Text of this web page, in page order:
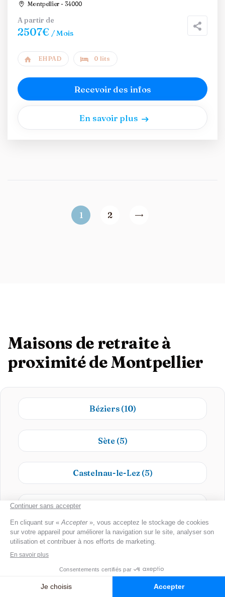
Montpellier - 34000
A partir de
2507€ / Mois
EHPAD 0 lits
Recevoir des infos
En savoir plus
1 2
Maisons de retraite à
proximité de Montpellier
Béziers (10)
Sète (5)
Castelnau-le-Lez (5)
Frontignan(3)
Mèze(3)